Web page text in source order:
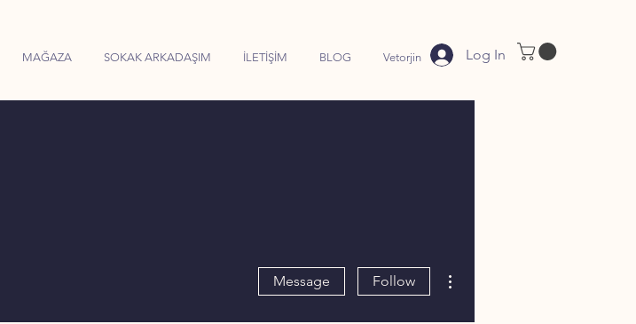
MAĞAZA SOKAK ARKADAŞIM İLETİŞİM BLOG Vetorjin Log In
Message Follow